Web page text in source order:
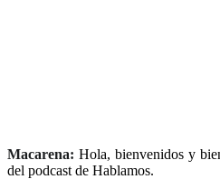
Macarena: Hola, bienvenidos y
del podcast de Hablamos.